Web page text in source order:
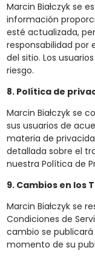
Marcin Białczyk se
información
esté actualizada,
responsabilidad por
del sitio. Los
riesgo.
8. Política de
Marcin Białczyk se
sus usuarios de
materia de
detallada sobre el
nuestra Política de
9. Cambios en los
Marcin Białczyk se
Condiciones de
cambio se
momento de su